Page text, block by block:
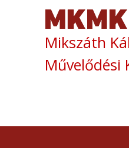
Mikszáth
Művelődési